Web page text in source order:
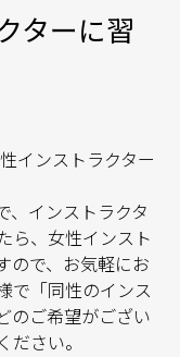
ターに習
インストラクター
、インストラクタ
ら、女性インスト
ので、お気軽にお
で「同性のインス
のご希望がござい
さい。